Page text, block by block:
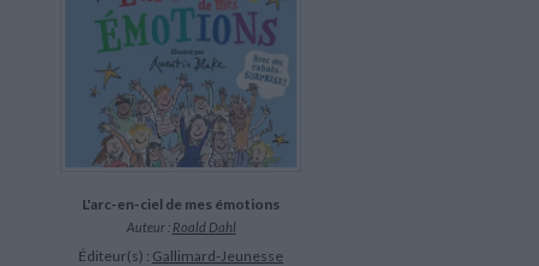
L'arc-en-ciel de mes émotions
Auteur : Roald Dahl
Éditeur(s) : Gallimard-Jeunesse